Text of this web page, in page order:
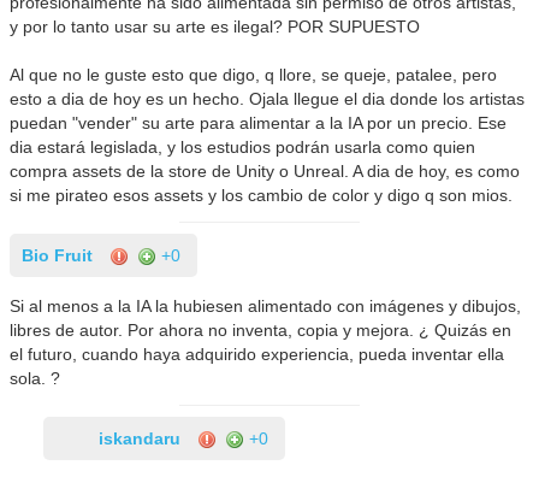
y por lo tanto usar su arte es ilegal? POR SUPUESTO
Al que no le guste esto que digo, q llore, se queje, patalee, pero
esto a dia de hoy es un hecho. Ojala llegue el dia donde los artistas
puedan "vender" su arte para alimentar a la IA por un precio. Ese
dia estará legislada, y los estudios podrán usarla como quien
compra assets de la store de Unity o Unreal. A dia de hoy, es como
si me pirateo esos assets y los cambio de color y digo q son mios.
Bio Fruit +0
Si al menos a la IA la hubiesen alimentado con imágenes y dibujos,
libres de autor. Por ahora no inventa, copia y mejora. ¿ Quizás en
el futuro, cuando haya adquirido experiencia, pueda inventar ella
sola. ?
iskandaru +0